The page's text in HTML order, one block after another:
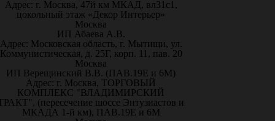
Адрес: г. Москва, 47й км МКАД, вл31с1,
цокольный этаж «Декор Интерьер»
Москва
ИП Абаева А.В.
Адрес: Московская область, г. Мытищи, ул.
Коммунистическая, д. 25Г, корп. 11, пав. 20
Москва
ИП Верещинский В.В. (ПАВ.19Е и 6М)
Адрес: г. Москва, ТОРГОВЫЙ
КОМПЛЕКС "ВЛАДИМИРСКИЙ
(пересечение шоссе Энтузиастов и
МКАДА 1-й км), ПАВ.19Е и 6М